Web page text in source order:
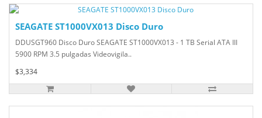
SEAGATE ST1000VX013 Disco Duro
DDUSGT960 Disco Duro SEAGATE ST1000VX013 - 1 TB Serial ATA III
5900 RPM 3.5 pulgadas Videovigila..
$3,334